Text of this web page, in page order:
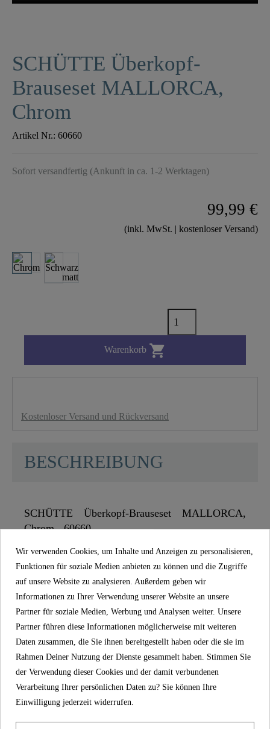
SCHÜTTE Überkopf-
Brauseset MALLORCA,
Chrom
Artikel Nr.: 60660
Sofort versandfertig (Ankunft in ca. 1-2 Werktagen)
99,99 €
(inkl. MwSt. | kostenloser Versand)
Warenkorb 
Kostenloser Versand und Rückversand
BESCHREIBUNG
SCHÜTTE Überkopf-Brauseset MALLORCA,
Chrom - 60660
Flexibel einsetzbar dank genormten 1/2 Zoll
Anschluss
Mit dem integrierten Umsteller kann bequem
zwischen Kopf- und Handbrause gewechselt
werden. Je nach Duschtyp.
Großformatige Regendusche Kopfbrause mit
Wellnesscharakter
Die Wellness Handbrause verfügt über drei
Wir verwenden Cookies, um Inhalte und Anzeigen zu personalisieren,
Funktionen für soziale Medien anbieten zu können und die Zugriffe
auf unsere Website zu analysieren. Außerdem geben wir
Informationen zu Ihrer Verwendung unserer Website an unsere
Partner für soziale Medien, Werbung und Analysen weiter. Unsere
Partner führen diese Informationen möglicherweise mit weiteren
Daten zusammen, die Sie ihnen bereitgestellt haben oder die sie im
Rahmen Deiner Nutzung der Dienste gesammelt haben. Stimmen Sie
der Verwendung dieser Cookies und der damit verbundenen
Verarbeitung Ihrer persönlichen Daten zu? Sie können Ihre
Einwilligung jederzeit widerrufen.